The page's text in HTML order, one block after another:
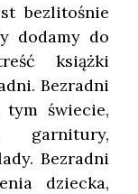
bezlitośnie
dodamy do
książki
Bezradni
świecie,
garnitury,
Bezradni
dziecka,